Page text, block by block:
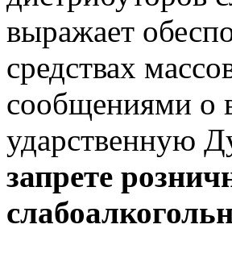
выражает
средствах
сообщениями о
ударственную
запрете